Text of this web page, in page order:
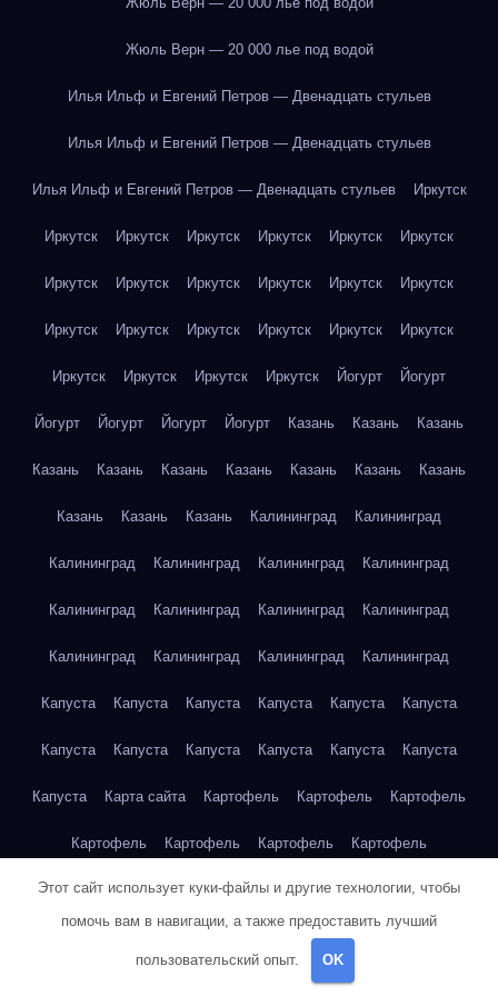
Жюль Верн — 20 000 лье под водой
Илья Ильф и Евгений Петров — Двенадцать стульев
Илья Ильф и Евгений Петров — Двенадцать стульев
Илья Ильф и Евгений Петров — Двенадцать стульев Иркутск
Иркутск Иркутск Иркутск Иркутск Иркутск Иркутск
Иркутск Иркутск Иркутск Иркутск Иркутск Иркутск
Иркутск Иркутск Иркутск Иркутск Иркутск Иркутск
Иркутск Иркутск Иркутск Иркутск Йогурт Йогурт
Йогурт Йогурт Йогурт Йогурт Казань Казань Казань
Казань Казань Казань Казань Казань Казань Казань
Казань Казань Казань Калининград Калининград
Калининград Калининград Калининград Калининград
Калининград Калининград Калининград Калининград
Калининград Калининград Калининград Калининград
Капуста Капуста Капуста Капуста Капуста Капуста
Капуста Капуста Капуста Капуста Капуста Капуста
Капуста Карта сайта Картофель Картофель Картофель
Картофель Картофель Картофель Картофель
Картофель Картофель Кейптаун Кейптаун Кейптаун
Кейптаун
Кейптаун
Этот сайт использует куки-файлы и другие технологии, чтобы
помочь вам в навигации, а также предоставить лучший
пользовательский опыт. OK